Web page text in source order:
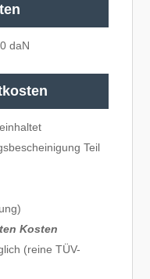
daN
Teil
Kosten
(reine TÜV-